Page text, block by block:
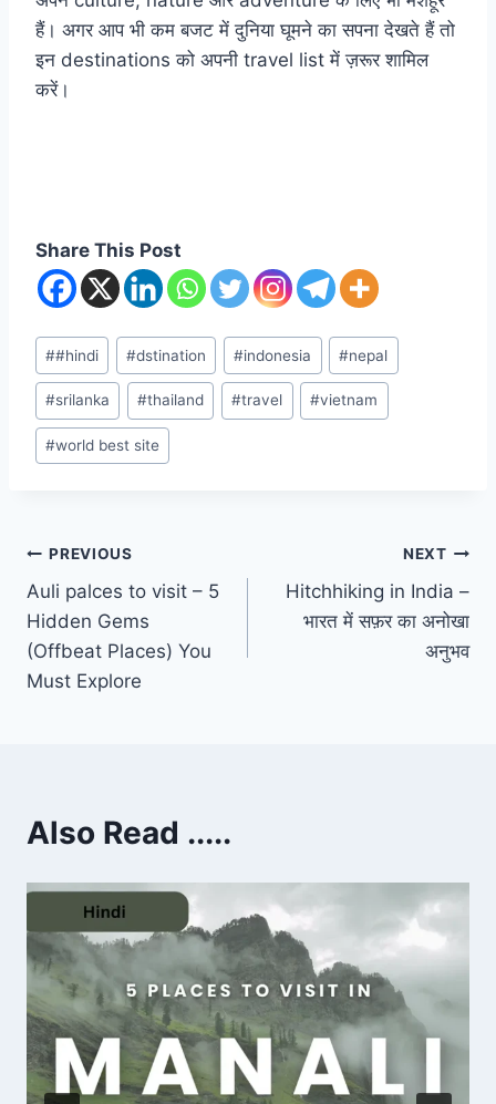
हैं। अगर आप भी कम बजट में दुनिया घूमने का सपना देखते हैं तो
इन destinations को अपनी travel list में ज़रूर शामिल
करें।
Share This Post
##hindi #dstination #indonesia #nepal
#srilanka #thailand #travel #vietnam
#world best site
PREVIOUS
Auli palces to visit – 5
Hidden Gems
(Offbeat Places) You
Must Explore
NEXT
Hitchhiking in India –
भारत में सफ़र का अनोखा
अनुभव
Also Read .....